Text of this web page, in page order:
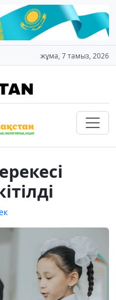
жұма, 7 тамыз, 2026